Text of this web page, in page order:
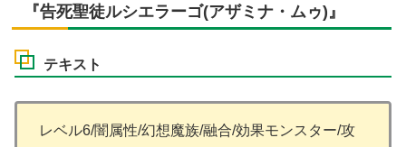
『告死聖徒ルシエラーゴ(アザミナ・ムゥ)』
テキスト
レベル6/闇属性/幻想魔族/融合/効果モンスター/攻